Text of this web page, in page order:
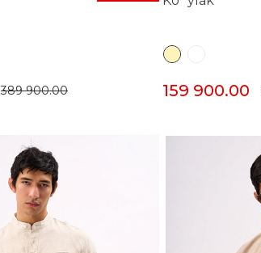
389 900.00 159 900.00